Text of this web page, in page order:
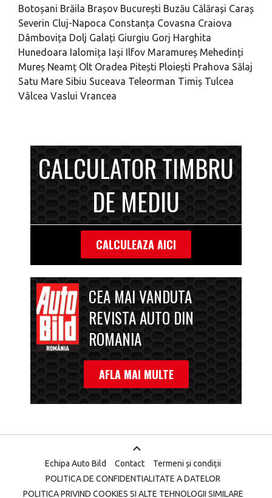
Botoșani Brăila Brașov București Buzău Călărași Caraș
Severin Cluj-Napoca Constanța Covasna Craiova
Dâmbovița Dolj Galați Giurgiu Gorj Harghita
Hunedoara Ialomița Iași Ilfov Maramureș Mehedinți
Mureș Neamț Olt Oradea Pitești Ploiești Prahova Sălaj
Satu Mare Sibiu Suceava Teleorman Timiș Tulcea
Vâlcea Vaslui Vrancea
CALCULATOR TIMBRU
DE MEDIU
CALCULEAZA AICI
CEA MAI VANDUTA
REVISTA AUTO DIN
ROMANIA
AFLA MAI MULTE
Echipa Auto Bild Contact
Termeni și condiții
POLITICA DE CONFIDENTIALITATE A DATELOR
POLITICA PRIVIND COOKIES SI ALTE TEHNOLOGII SIMILARE